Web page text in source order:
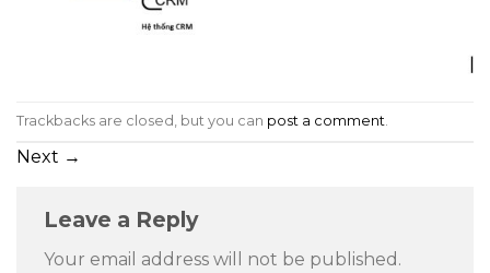
Trackbacks are closed, but you can post a comment
Next →
Leave a Reply
Your email address will not be published.